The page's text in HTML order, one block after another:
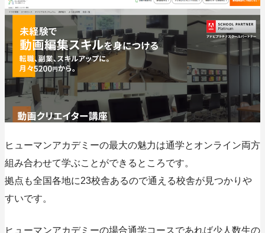
ヒューマンアカデミーの最大の魅力は通学とオンライン両方
組み合わせて学ぶことができるところです。
拠点も全国各地に23校舎あるので通える校舎が見つかりや
すいです。
ヒューマンアカデミーの場合通学コースであれば少人数生の